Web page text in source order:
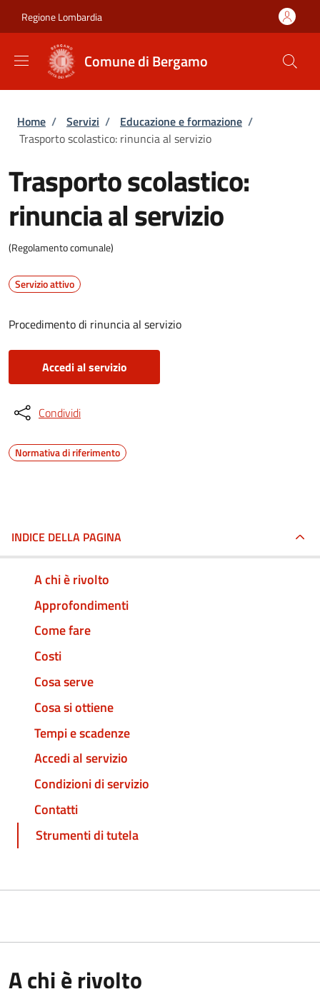
Regione Lombardia
Comune di Bergamo
Briciole di pane
Home / Servizi / Educazione e formazione /
Trasporto scolastico: rinuncia al servizio
Trasporto scolastico:
rinuncia al servizio
(Regolamento comunale)
Servizio attivo
Procedimento di rinuncia al servizio
Accedi al servizio
Condividi
Normativa di riferimento
INDICE DELLA PAGINA
A chi è rivolto
Approfondimenti
Come fare
Costi
Cosa serve
Cosa si ottiene
Tempi e scadenze
Accedi al servizio
Condizioni di servizio
Contatti
Strumenti di tutela
A chi è rivolto